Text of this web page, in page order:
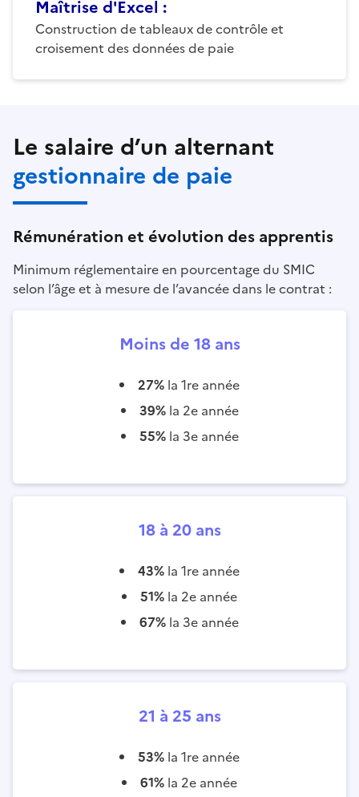
Maîtrise d'Excel :
Construction de tableaux de contrôle et
croisement des données de paie
Le salaire d’un alternant
gestionnaire de paie
Rémunération et évolution des apprentis
Minimum réglementaire en pourcentage du SMIC
selon l’âge et à mesure de l’avancée dans le contrat :
Moins de 18 ans
27% la 1re année
39% la 2e année
55% la 3e année
18 à 20 ans
43% la 1re année
51% la 2e année
67% la 3e année
21 à 25 ans
53% la 1re année
61% la 2e année